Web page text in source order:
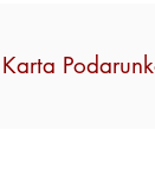
Karta